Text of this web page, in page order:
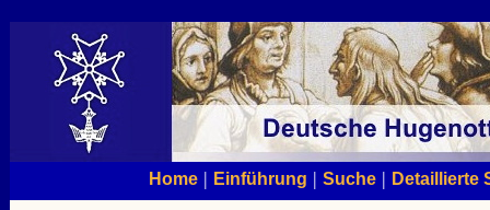
Home| Einführung | Suche| Detaillierte